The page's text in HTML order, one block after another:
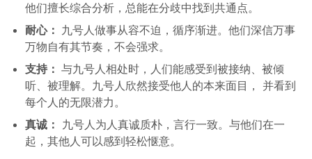
他们擅长综合分析，总能在分歧中找到共通点。
耐心： 九号人做事从容不迫，循序渐进。他们深信万事
万物自有其节奏，不会强求。
支持： 与九号人相处时，人们能感受到被接纳、被倾
听、被理解。九号人欣然接受他人的本来面目， 并看到
每个人的无限潜力。
真诚： 九号人为人真诚质朴，言行一致。与他们在一
起，其他人可以感到轻松惬意。